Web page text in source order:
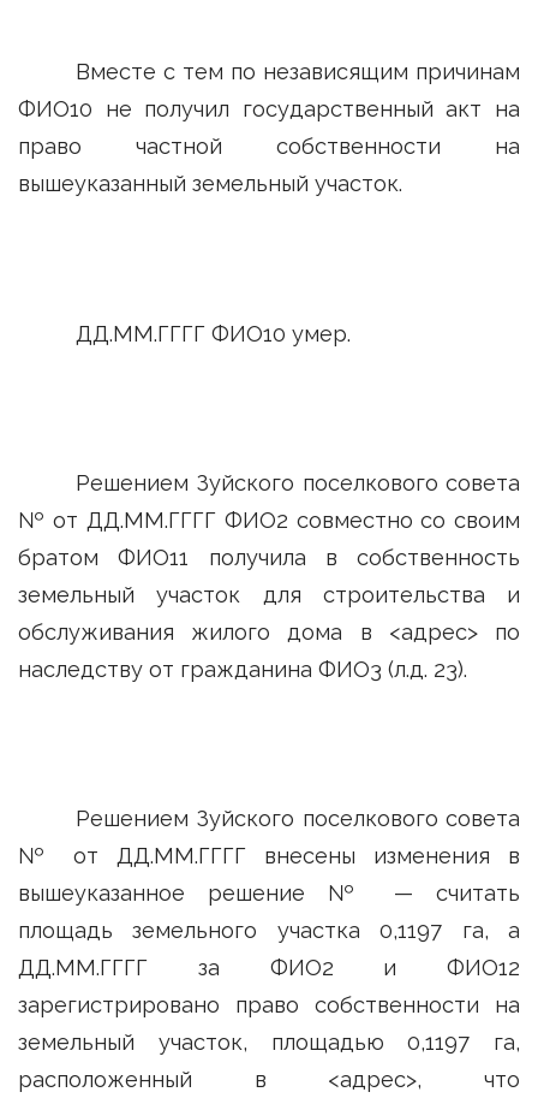
Вместе с тем по независящим причинам
ФИО10 не получил государственный акт на
право частной собственности на
вышеуказанный земельный участок.
ДД.ММ.ГГГГ ФИО10 умер.
Решением Зуйского поселкового совета
№ от ДД.ММ.ГГГГ ФИО2 совместно со своим
братом ФИО11 получила в собственность
земельный участок для строительства и
обслуживания жилого дома в <адрес> по
наследству от гражданина ФИО3 (л.д. 23).
Решением Зуйского поселкового совета
№ от ДД.ММ.ГГГГ внесены изменения в
вышеуказанное решение № — считать
площадь земельного участка 0,1197 га, а
ДД.ММ.ГГГГ за ФИО2 и ФИО12
зарегистрировано право собственности на
земельный участок, площадью 0,1197 га,
расположенный в <адрес>, что